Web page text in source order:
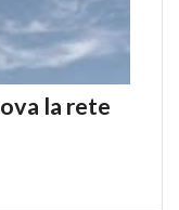
la rete